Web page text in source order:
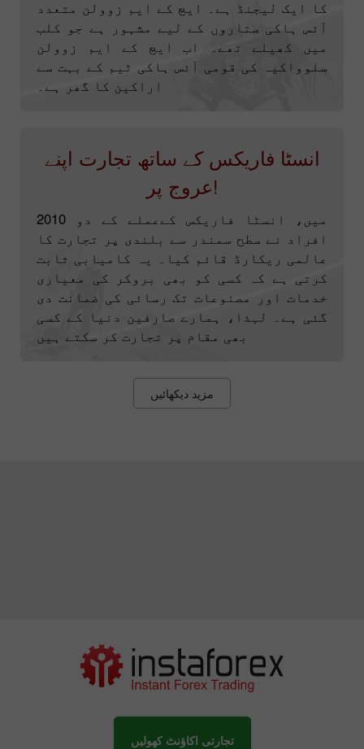
کا ایک لیجنڈ ہے۔ ایچ کے ایم زوولن متعدد
آئس ہاکی ستاروں کے لیے مشہور ہے جو کلب
میں کھیلے تھے۔ اب ایچ کے ایم زوولن
سلوواکیہ کی قومی آئس ہاکی ٹیم کے بہت سے
اراکین کا گھر ہے۔
انسٹا فاریکس کے ساتھ تجارت اپنے
عروج پر!
2010 میں، انسٹا فاریکس کےعملے کے دو
افراد نے سطح سمندر سے بلندی پر تجارت کا
عالمی ریکارڈ قائم کیا۔ یہ کامیابی ثابت
کرتی ہے کہ کسی کو بھی بروکر کی معیاری
خدمات اور مصنوعات تک رسائی کی ضمانت دی
گئی ہے۔ لہذا، ہمارے صارفین دنیا کے کسی
بھی مقام پر تجارت کر سکتے ہیں
مزید دیکھائیں
تجارتی اکاؤنٹ کھولیں